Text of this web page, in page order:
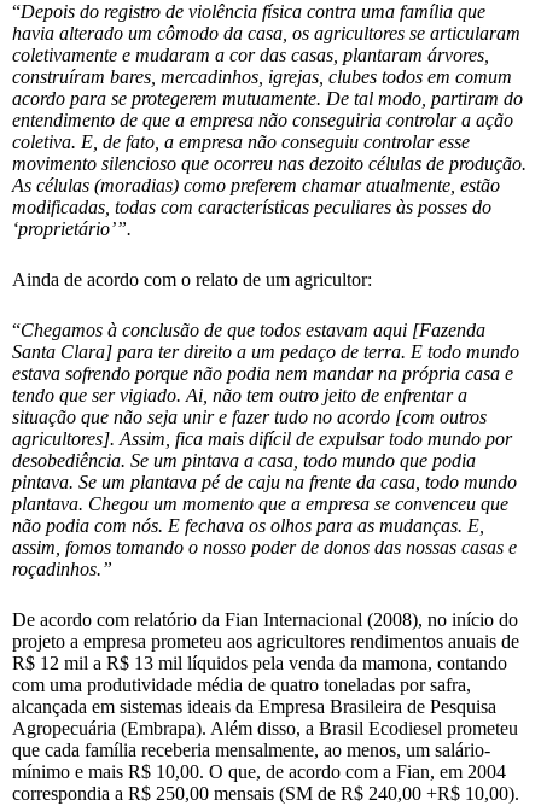
“Depois do registro de violência física contra uma família que
havia alterado um cômodo da casa, os agricultores se articularam
coletivamente e mudaram a cor das casas, plantaram árvores,
construíram bares, mercadinhos, igrejas, clubes todos em comum
acordo para se protegerem mutuamente. De tal modo, partiram do
entendimento de que a empresa não conseguiria controlar a ação
coletiva. E, de fato, a empresa não conseguiu controlar esse
movimento silencioso que ocorreu nas dezoito células de produção.
As células (moradias) como preferem chamar atualmente, estão
modificadas, todas com características peculiares às posses do
‘proprietário’”.
Ainda de acordo com o relato de um agricultor:
“Chegamos à conclusão de que todos estavam aqui [Fazenda
Santa Clara] para ter direito a um pedaço de terra. E todo mundo
estava sofrendo porque não podia nem mandar na própria casa e
tendo que ser vigiado. Ai, não tem outro jeito de enfrentar a
situação que não seja unir e fazer tudo no acordo [com outros
agricultores]. Assim, fica mais difícil de expulsar todo mundo por
desobediência. Se um pintava a casa, todo mundo que podia
pintava. Se um plantava pé de caju na frente da casa, todo mundo
plantava. Chegou um momento que a empresa se convenceu que
não podia com nós. E fechava os olhos para as mudanças. E,
assim, fomos tomando o nosso poder de donos das nossas casas e
roçadinhos.”
De acordo com relatório da Fian Internacional (2008), no início do
projeto a empresa prometeu aos agricultores rendimentos anuais de
R$ 12 mil a R$ 13 mil líquidos pela venda da mamona, contando
com uma produtividade média de quatro toneladas por safra,
alcançada em sistemas ideais da Empresa Brasileira de Pesquisa
Agropecuária (Embrapa). Além disso, a Brasil Ecodiesel prometeu
que cada família receberia mensalmente, ao menos, um salário-
mínimo e mais R$ 10,00. O que, de acordo com a Fian, em 2004
correspondia a R$ 250,00 mensais (SM de R$ 240,00 +R$ 10,00).